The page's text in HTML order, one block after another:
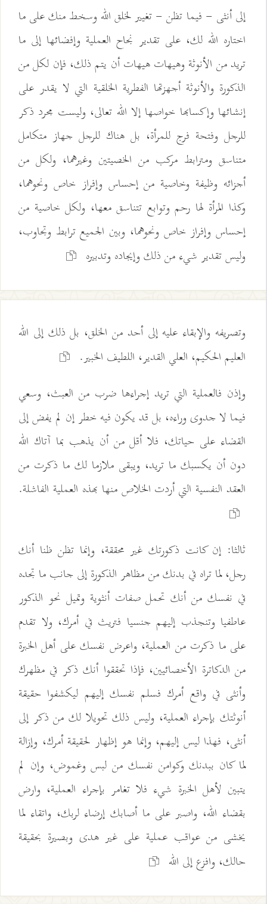
إلى أنثى - فيما تظن - تغيير لخلق الله وسخط منك على ما
اختاره الله لك، على تقدير نجاح العملية وإفضائها إلى ما
تريد من الأنوثة وهيهات هيهات أن يتم ذلك، فإن لكل من
الذكورة والأنوثة أجهزتها الفطرية الخلقية التي لا يقدر على
إنشائها وإكسابها خواصها إلا الله تعالى، وليست مجرد ذكر
للرجل وفتحة فرج للمرأة، بل هناك للرجل جهاز متكامل
متناسق ومترابط مركب من الخصيتين وغيرهما، ولكل من
أجزائه وظيفة وخاصية من إحساس وإفراز خاص ونحوهما،
وكذا المرأة لها رحم وتوابع تتناسق معها، ولكل خاصية من
إحساس وإفراز خاص ونحوهما، وبين الجميع ترابط وتجاوب،
وليس تقدير شيء من ذلك وإيجاده وتدبيره
وتصريفه والإبقاء عليه إلى أحد من الخلق، بل ذلك إلى الله
العليم الحكيم، العلي القدير، اللطيف الخبير.
وإذن فالعملية التي تريد إجراءها ضرب من العبث، وسعي
فيما لا جدوى وراءه، بل قد يكون فيه خطر إن لم يفض إلى
القضاء على حياتك، فلا أقل من أن يذهب بما آتاك الله
دون أن يكسبك ما تريد، ويبقى ملازما لك ما ذكرت من
العقد النفسية التي أردت الخلاص منها بهذه العملية الفاشلة.
ثالثا: إن كانت ذكورتك غير محققة، وإنما تظن ظنا أنك
رجل، لما تراه في بدنك من مظاهر الذكورة إلى جانب ما تجده
في نفسك من أنك تحمل صفات أنثوية وتميل نحو الذكور
عاطفيا وتنجذب إليهم جنسيا فتريث في أمرك، ولا تقدم
على ما ذكرت من العملية، واعرض نفسك على أهل الخبرة
من الدكاترة الأخصائيين، فإذا تحققوا أنك ذكر في مظهرك
وأنثى في واقع أمرك فسلم نفسك إليهم ليكشفوا حقيقة
أنوثتك بإجراء العملية، وليس ذلك تحويلا لك من ذكر إلى
أنثى، فهذا ليس إليهم، وإنما هو إظهار لحقيقة أمرك، وإزالة
لما كان ببدنك وكوامن نفسك من لبس وغموض، وإن لم
يتبين لأهل الخبرة شيء فلا تغامر بإجراء العملية، وارض
بقضاء الله، واصبر على ما أصابك إرضاء لربك، واتقاء لما
يخشى من عواقب عملية على غير هدى وبصيرة بحقيقة
حالك، وافزع إلى الله